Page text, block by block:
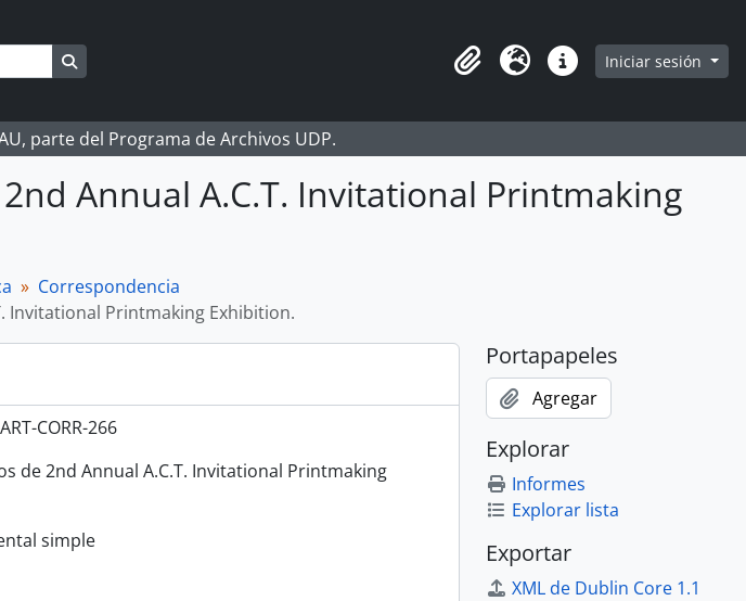
Portapapeles
Idioma Enlaces rápidos
Iniciar sesión
parte del Programa de Archivos UDP.
Annual A.C.T. Invitational Printmaking
Correspondencia
Invitational Printmaking Exhibition.
CORR-266
de 2nd Annual A.C.T. Invitational Printmaking
simple
Portapapeles
Agregar
Explorar
Informes
Explorar lista
Exportar
XML de Dublin Core 1.1